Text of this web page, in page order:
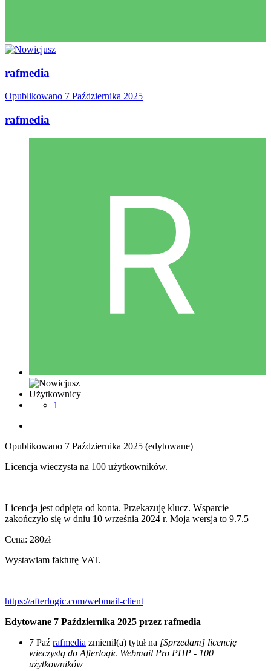
rafmedia
Opublikowano 7 Października 2025
rafmedia
Użytkownicy
1
Opublikowano 7 Października 2025 (edytowane)
Licencja wieczysta na 100 użytkowników.
Licencja jest odpięta od konta. Przekazuję klucz. Wsparcie
zakończyło się w dniu 10 września 2024 r. Moja wersja to 9.7.5
Cena: 280zł
Wystawiam fakturę VAT.
https://afterlogic.com/webmail-client
Edytowane 7 Października 2025 przez rafmedia
7 Paź rafmedia zmienił(a) tytuł na [Sprzedam] licencję
wieczystą do Afterlogic Webmail Pro PHP - 100
użytkowników